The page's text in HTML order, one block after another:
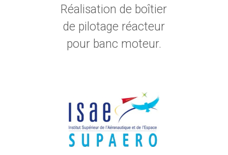
Réalisation de boîtier
de pilotage réacteur
pour banc moteur.